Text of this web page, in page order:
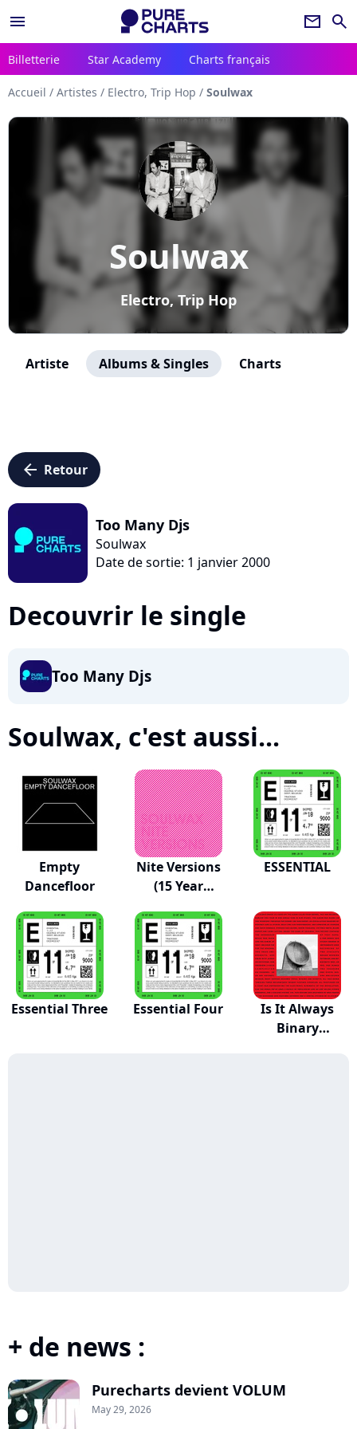
menu newsletter search
Billetterie Star Academy Charts français
Accueil / Artistes / Electro, Trip Hop / Soulwax
Soulwax
Electro, Trip Hop
Artiste Albums & Singles Charts
arrow_left Retour
Too Many Djs
Soulwax
Date de sortie: 1 janvier 2000
Decouvrir le single
Too Many Djs
Soulwax, c'est aussi...
Empty
Dancefloor
Nite Versions
(15 Year
ESSENTIAL
Essential Three Essential Four
Is It Always
Binary
+ de news :
Purecharts devient VOLUM
May 29, 2026